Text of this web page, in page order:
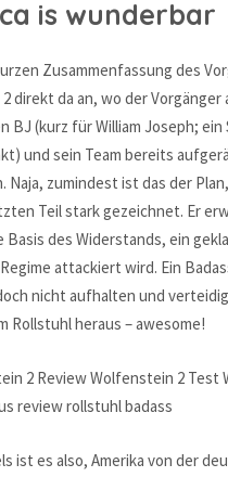
is wunderbar
Zusammenfassung des
direkt da an, wo der
BJ (kurz für William Joseph; ein
und sein Team bereits
Naja, zumindest ist das der
Teil stark gezeichnet. Er
Basis des Widerstands, ein
attackiert wird. Ein
nicht aufhalten und
Rollstuhl heraus – awesome!
ist es also, Amerika von der